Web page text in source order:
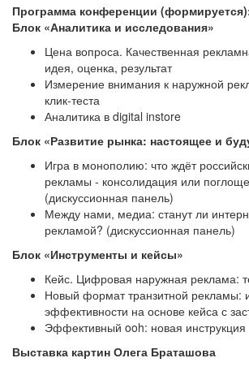
Программа конференции
Блок «Аналитика и исследования»
Цена вопроса. Качественная
идея, оценка, результат
Измерение внимания к наружной
клик-теста
Аналитика в digital instore
Блок «Развитие рынка: настоящее и
Игра в монополию: что ждёт
рекламы - консолидация или
(дискуссионная панель)
Между нами, медиа: станут ли
рекламой? (дискуссионная панель)
Блок «Инструменты и кейсы»
Кейс. Цифровая наружная реклама:
Новый формат транзитной рекламы:
эффективности на основе кейса с
Эффективный ooh: новая инструкция
Выставка картин Олега Браташова